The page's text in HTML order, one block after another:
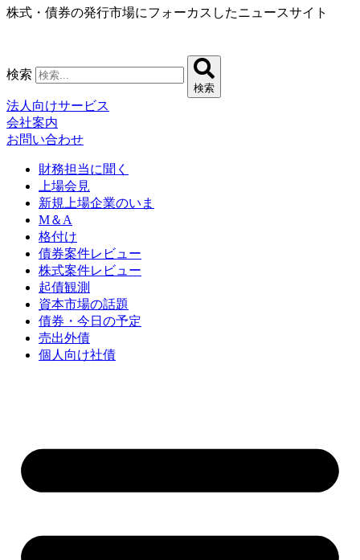
コ
ツ
に
ス
キ
ッ
株式・債券の発行市場にフォーカスしたニュースサイト
検索
検索
法人向けサービス
会社案内
お問い合わせ
財務担当に聞く
上場会見
新規上場企業のいま
M＆A
格付け
債券案件レビュー
株式案件レビュー
起債観測
資本市場の話題
債券・今日の予定
売出外債
個人向け社債